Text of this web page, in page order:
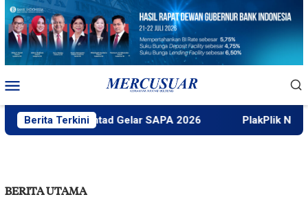
Loncat
konten
Mobile
Berita Terkini
Faktek Untad Gelar SAPA 2026 PlakPlik Ngataku
BERITA UTAMA